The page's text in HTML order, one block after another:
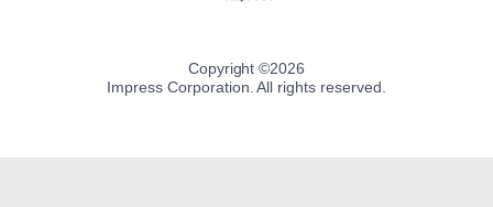
Copyright ©2026
Impress Corporation. All rights reserved.